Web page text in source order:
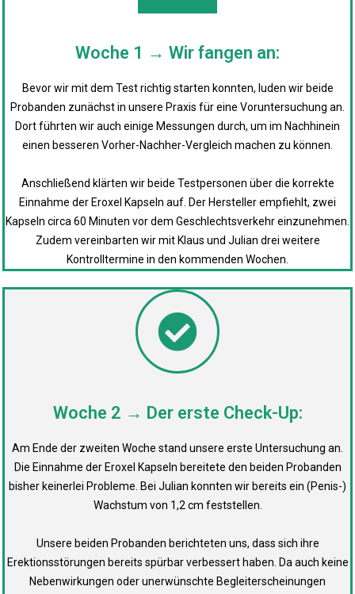
Woche 1 → Wir fangen an:
Bevor wir mit dem Test richtig starten konnten, luden wir beide
Probanden zunächst in unsere Praxis für eine Voruntersuchung an.
Dort führten wir auch einige Messungen durch, um im Nachhinein
einen besseren Vorher-Nachher-Vergleich machen zu können.
Anschließend klärten wir beide Testpersonen über die korrekte
Einnahme der Eroxel Kapseln auf. Der Hersteller empfiehlt, zwei
Kapseln circa 60 Minuten vor dem Geschlechtsverkehr einzunehmen.
Zudem vereinbarten wir mit Klaus und Julian drei weitere
Kontrolltermine in den kommenden Wochen.
Woche 2 → Der erste Check-Up:
Am Ende der zweiten Woche stand unsere erste Untersuchung an.
Die Einnahme der Eroxel Kapseln bereitete den beiden Probanden
bisher keinerlei Probleme. Bei Julian konnten wir bereits ein (Penis-)
Wachstum von 1,2 cm feststellen.
Unsere beiden Probanden berichteten uns, dass sich ihre
Erektionsstörungen bereits spürbar verbessert haben. Da auch keine
Nebenwirkungen oder unerwünschte Begleiterscheinungen